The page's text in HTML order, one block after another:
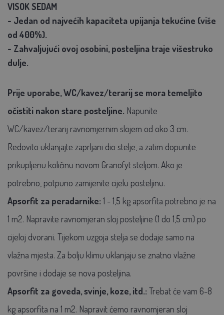
VISOK SEDAM
- Jedan od najvećih kapaciteta upijanja tekućine (više
od 400%).
- Zahvaljujući ovoj osobini, posteljina traje višestruko
dulje.
Prije uporabe, WC/kavez/terarij se mora temeljito
očistiti nakon stare posteljine. Napunite
WC/kavez/terarij ravnomjernim slojem od oko 3 cm.
Redovito uklanjajte zaprljani dio stelje, a zatim dopunite
prikupljenu količinu novom Granofyt steljom. Ako je
potrebno, potpuno zamijenite cijelu posteljinu.
Apsorfit za peradarnike: 1 - 1,5 kg apsorfita potrebno je na
1 m2. Napravite ravnomjeran sloj posteljine (1 do 1,5 cm) po
cijeloj dvorani. Tijekom uzgoja stelja se dodaje samo na
vlažna mjesta. Za bolju klimu uklanjaju se znatno vlažne
površine i dodaje se nova posteljina.
Apsorfit za goveda, svinje, koze, itd.: Trebat će vam 6-8
kg apsorfita na 1 m2. Napravit ćemo ravnomjeran sloj